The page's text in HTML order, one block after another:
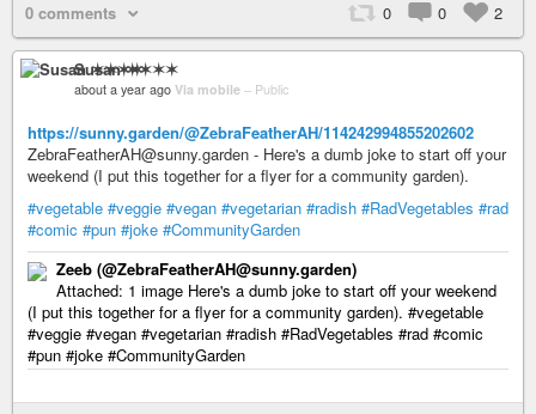
0 comments 0 0 2
Susan ✶✶✶✶
about a year ago Via mobile – Public
https://sunny.garden/@ZebraFeatherAH/114242994855202602
ZebraFeatherAH@sunny.garden - Here's a dumb joke to start off your
weekend (I put this together for a flyer for a community garden).
#vegetable #veggie #vegan #vegetarian #radish #RadVegetables #rad
#comic #pun #joke #CommunityGarden
Zeeb (@ZebraFeatherAH@sunny.garden)
Attached: 1 image Here's a dumb joke to start off your weekend
(I put this together for a flyer for a community garden). #vegetable
#veggie #vegan #vegetarian #radish #RadVegetables #rad #comic
#pun #joke #CommunityGarden